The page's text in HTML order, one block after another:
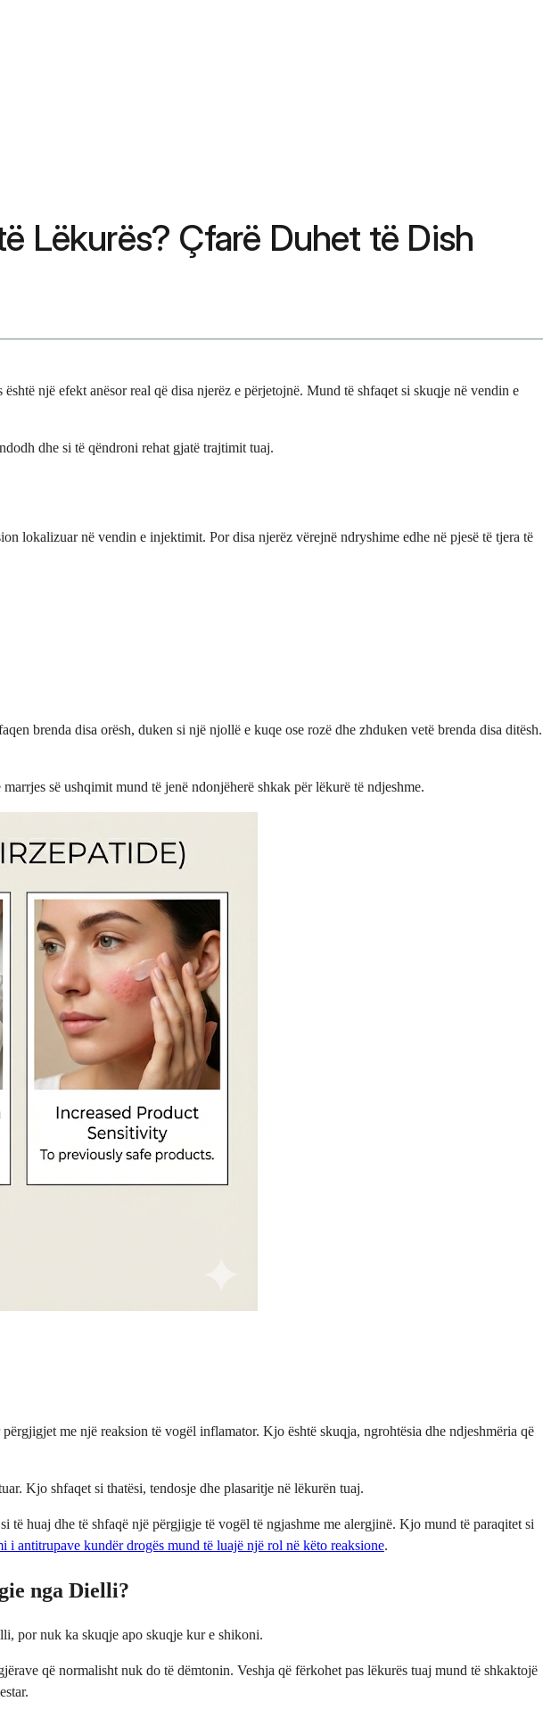
Lëkurës? Çfarë Duhet të Dish
një efekt anësor real që disa njerëz e përjetojnë. Mund të shfaqet si skuqje në vendin e
dhe si të qëndroni rehat gjatë trajtimit tuaj.
lokalizuar në vendin e injektimit. Por disa njerëz vërejnë ndryshime edhe në pjesë të tjera të
brenda disa orësh, duken si një njollë e kuqe ose rozë dhe zhduken vetë brenda disa ditësh.
së ushqimit mund të jenë ndonjëherë shkak për lëkurë të ndjeshme.
me një reaksion të vogël inflamator. Kjo është skuqja, ngrohtësia dhe ndjeshmëria që
Kjo shfaqet si thatësi, tendosje dhe plasaritje në lëkurën tuaj.
huaj dhe të shfaqë një përgjigje të vogël të ngjashme me alergjinë. Kjo mund të paraqitet si
i antitrupave kundër drogës mund të luajë një rol në këto reaksione.
nga Dielli?
por nuk ka skuqje apo skuqje kur e shikoni.
që normalisht nuk do të dëmtonin. Veshja që fërkohet pas lëkurës tuaj mund të shkaktojë